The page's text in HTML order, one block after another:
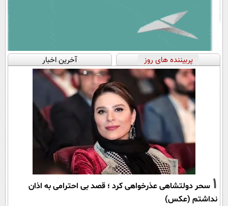
پربیننده های روز آخرین اخبار
1 سحر دولتشاهی عذرخواهی کرد ؛ قصد بی احترامی به اذان
نداشتم (عکس)